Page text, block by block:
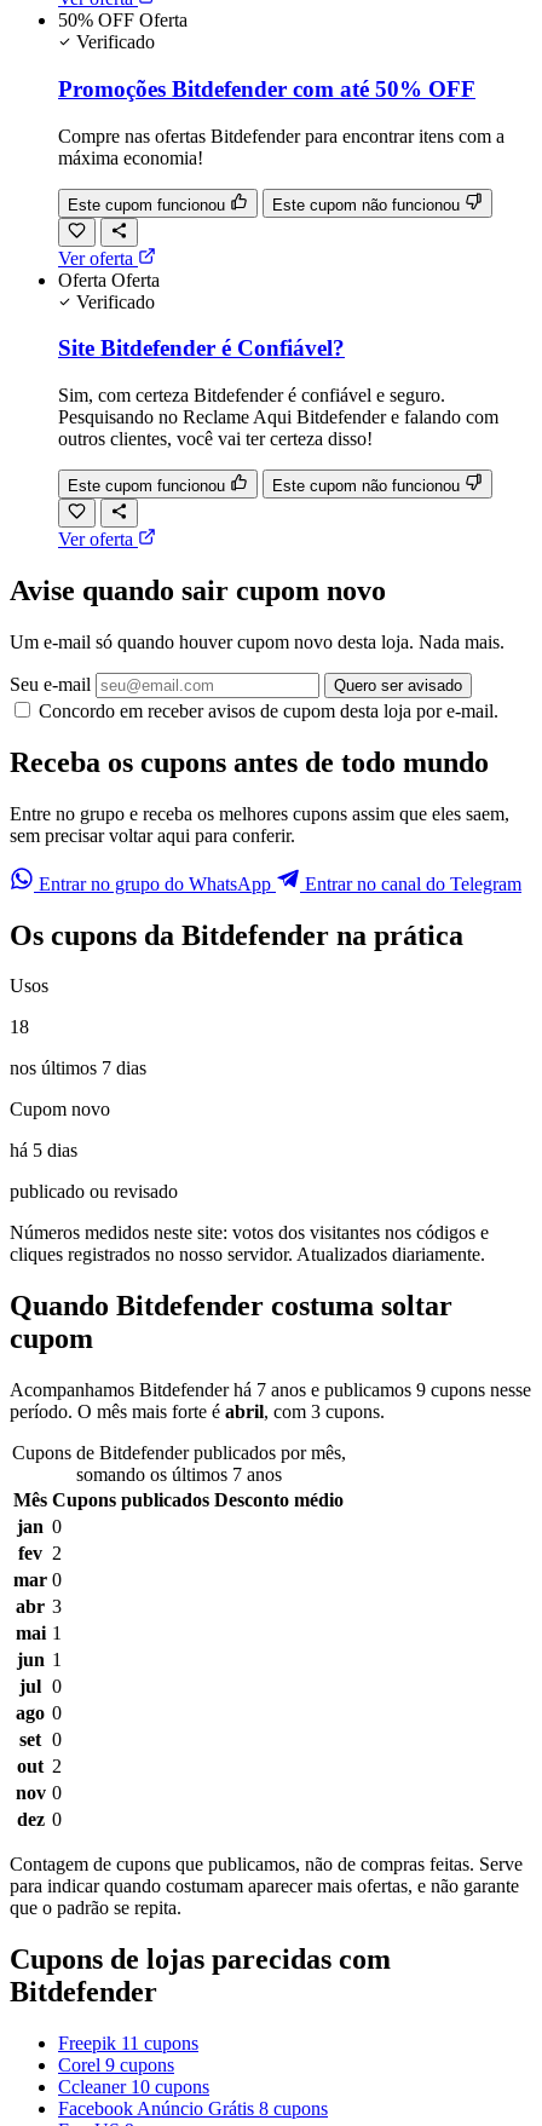
50% OFF Oferta
Verificado
Promoções Bitdefender com até 50% OFF
Compre nas ofertas Bitdefender para encontrar itens com a
máxima economia!
Este cupom funcionou Este cupom não funcionou
Ver oferta
Oferta Oferta
Verificado
Site Bitdefender é Confiável?
Sim, com certeza Bitdefender é confiável e seguro.
Pesquisando no Reclame Aqui Bitdefender e falando com
outros clientes, você vai ter certeza disso!
Este cupom funcionou Este cupom não funcionou
Ver oferta
Avise quando sair cupom novo
Um e-mail só quando houver cupom novo desta loja. Nada mais.
Seu e-mail Quero ser avisado
Concordo em receber avisos de cupom desta loja por e-mail.
Receba os cupons antes de todo mundo
Entre no grupo e receba os melhores cupons assim que eles saem,
sem precisar voltar aqui para conferir.
Entrar no grupo do WhatsApp Entrar no canal do Telegram
Os cupons da Bitdefender na prática
Usos
18
nos últimos 7 dias
Cupom novo
há 5 dias
publicado ou revisado
Números medidos neste site: votos dos visitantes nos códigos e
cliques registrados no nosso servidor. Atualizados diariamente.
Quando Bitdefender costuma soltar
cupom
Acompanhamos Bitdefender há 7 anos e publicamos 9 cupons nesse
período. O mês mais forte é abril, com 3 cupons.
Cupons de Bitdefender publicados por mês,
somando os últimos 7 anos
Mês Cupons publicados Desconto médio
jan 0
fev 2
mar 0
abr 3
mai 1
jun 1
jul 0
ago 0
set 0
out 2
nov 0
dez 0
Contagem de cupons que publicamos, não de compras feitas. Serve
para indicar quando costumam aparecer mais ofertas, e não garante
que o padrão se repita.
Cupons de lojas parecidas com
Bitdefender
Freepik 11 cupons
Corel 9 cupons
Ccleaner 10 cupons
Facebook Anúncio Grátis 8 cupons